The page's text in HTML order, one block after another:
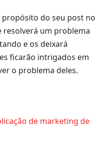
propósito do seu post no
resolverá um problema
e os deixará
ficarão intrigados em
o problema deles.
de marketing de